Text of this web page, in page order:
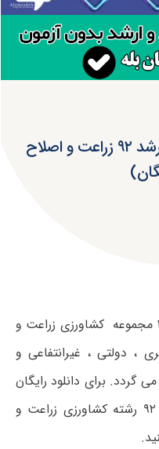
دانلود سوالات و کلید کنکور ارشد ۹۲ زراعت و اصلاح
سوالات آزمون کارشناسی ارشد ۱۳۹۲ مجموعه کشاورزی زراعت و
، دولتی ، غیرانتفاعی و
گردد. برای دانلود رایگان
سوالات کارشناسی ارشد سراسری ۹۲ رشته کشاورزی زراعت و